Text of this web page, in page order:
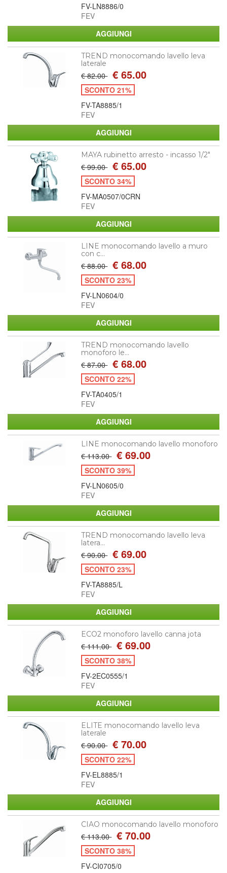
FV-LN8886/0
FEV
TREND monocomando lavello leva
laterale
€ 82.00 € 65.00
SCONTO 21%
FV-TA8885/1
FEV
MAYA rubinetto arresto - incasso 1/2"
€ 99.00 € 65.00
SCONTO 34%
FV-MA0507/0CRN
FEV
LINE monocomando lavello a muro
con c...
€ 88.00 € 68.00
SCONTO 23%
FV-LN0604/0
FEV
TREND monocomando lavello
monoforo le...
€ 87.00 € 68.00
SCONTO 22%
FV-TA0405/1
FEV
LINE monocomando lavello monoforo
€ 113.00 € 69.00
SCONTO 39%
FV-LN0605/0
FEV
TREND monocomando lavello leva
latera...
€ 90.00 € 69.00
SCONTO 23%
FV-TA8885/L
FEV
ECO2 monoforo lavello canna jota
€ 111.00 € 69.00
SCONTO 38%
FV-2EC0555/1
FEV
ELITE monocomando lavello leva
laterale
€ 90.00 € 70.00
SCONTO 22%
FV-EL8885/1
FEV
CIAO monocomando lavello monoforo
€ 113.00 € 70.00
SCONTO 38%
FV-CI0705/0